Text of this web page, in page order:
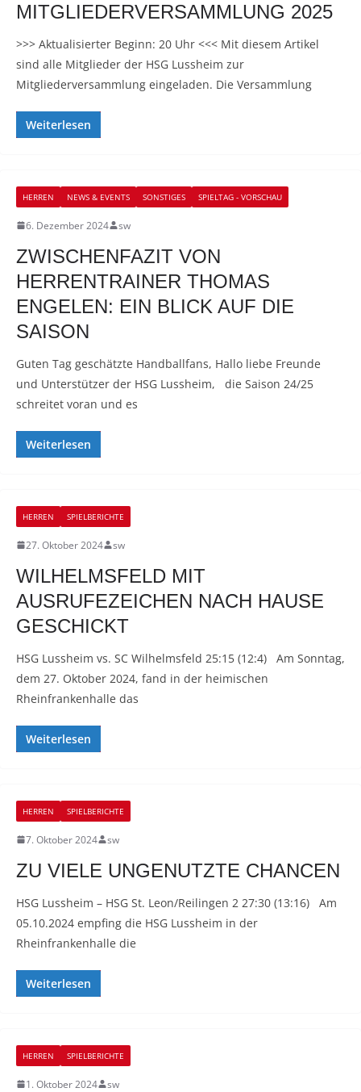
MITGLIEDERVERSAMMLUNG 2025
>>> Aktualisierter Beginn: 20 Uhr <<< Mit diesem Artikel
sind alle Mitglieder der HSG Lussheim zur
Mitgliederversammlung eingeladen. Die Versammlung
Weiterlesen
HERREN NEWS & EVENTS SONSTIGES SPIELTAG - VORSCHAU
6. Dezember 2024 sw
ZWISCHENFAZIT VON
HERRENTRAINER THOMAS
ENGELEN: EIN BLICK AUF DIE
SAISON
Guten Tag geschätzte Handballfans, Hallo liebe Freunde
und Unterstützer der HSG Lussheim, die Saison 24/25
schreitet voran und es
Weiterlesen
HERREN SPIELBERICHTE
27. Oktober 2024 sw
WILHELMSFELD MIT
AUSRUFEZEICHEN NACH HAUSE
GESCHICKT
HSG Lussheim vs. SC Wilhelmsfeld 25:15 (12:4) Am Sonntag,
dem 27. Oktober 2024, fand in der heimischen
Rheinfrankenhalle das
Weiterlesen
HERREN SPIELBERICHTE
7. Oktober 2024 sw
ZU VIELE UNGENUTZTE CHANCEN
HSG Lussheim – HSG St. Leon/Reilingen 2 27:30 (13:16) Am
05.10.2024 empfing die HSG Lussheim in der
Rheinfrankenhalle die
Weiterlesen
HERREN SPIELBERICHTE
1. Oktober 2024 sw